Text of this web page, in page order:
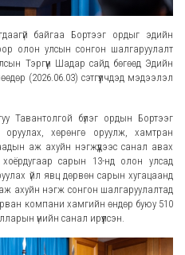
байгаа Бортээг ордыг эдийн
олон улсын сонгон шалгаруулалт
Тэргүүн Шадар сайд бөгөөд Эдийн
(2026.06.03) сэтгүүлчдэд мэдээлэл
Тавантолгой бүлэг ордын Бортээг
хөрөнгө оруулж, хамтран
аж ахуйн нэгжүүдээс санал авах
сарын 13-нд олон улсад
үйл явц дөрвөн сарын хугацаанд
ахуйн нэгж сонгон шалгаруулалтад
компани хамгийн өндөр буюу 510
үнийн санал ирүүлсэн.